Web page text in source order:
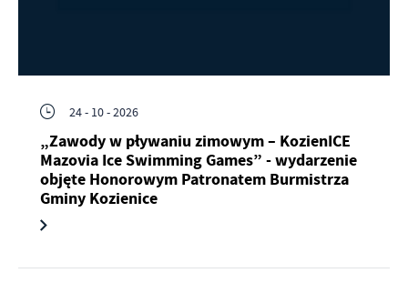
24 - 10 - 2026
„Zawody w pływaniu zimowym – KozienICE
Mazovia Ice Swimming Games” - wydarzenie
objęte Honorowym Patronatem Burmistrza
Gminy Kozienice